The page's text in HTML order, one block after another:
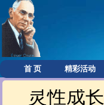
首 页 精彩活动
灵性成长